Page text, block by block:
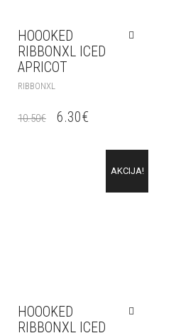
HOOOKED
RIBBONXL ICED
APRICOT
RIBBONXL
10.50€ 6.30€
AKCIJA!
HOOOKED
RIBBONXL ICED